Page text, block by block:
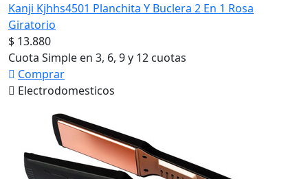
Kanji Kjhhs4501 Planchita Y Buclera 2 En 1 Rosa
Giratorio
$ 13.880
Cuota Simple en 3, 6, 9 y 12 cuotas
Comprar
Electrodomesticos